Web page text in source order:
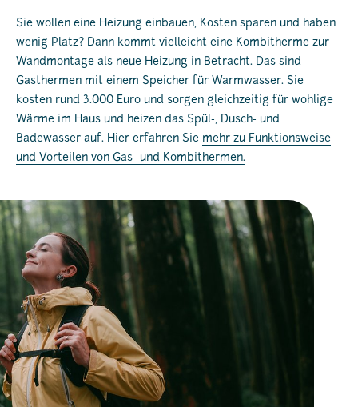
Sie wollen eine Heizung einbauen, Kosten sparen und haben
wenig Platz? Dann kommt vielleicht eine Kombitherme zur
Wandmontage als neue Heizung in Betracht. Das sind
Gasthermen mit einem Speicher für Warmwasser. Sie
kosten rund 3.000 Euro und sorgen gleichzeitig für wohlige
Wärme im Haus und heizen das Spül-, Dusch- und
Badewasser auf. Hier erfahren Sie mehr zu Funktionsweise
und Vorteilen von Gas- und Kombithermen.